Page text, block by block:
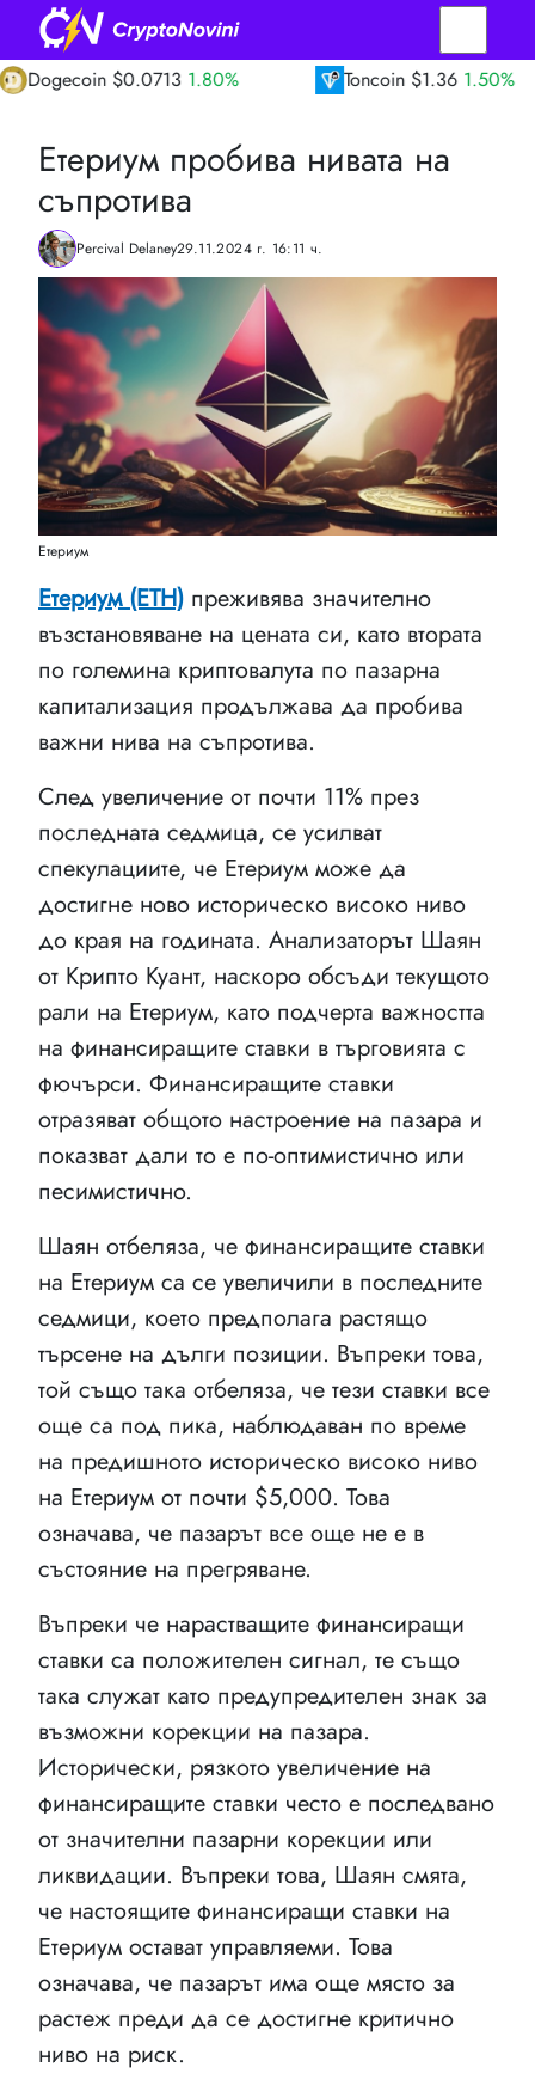
$0.0713 1.80% Toncoin $1.36 1.50%
Етериум пробива нивата на
съпротива
Percival Delaney29.11.2024 г. 16:11 ч.
Етериум
Етериум (ETH) преживява значително
възстановяване на цената си, като втората
по големина криптовалута по пазарна
капитализация продължава да пробива
важни нива на съпротива.
След увеличение от почти 11% през
последната седмица, се усилват
спекулациите, че Етериум може да
достигне ново историческо високо ниво
до края на годината. Анализаторът Шаян
от Крипто Куант, наскоро обсъди текущото
рали на Етериум, като подчерта важността
на финансиращите ставки в търговията с
фючърси. Финансиращите ставки
отразяват общото настроение на пазара и
показват дали то е по-оптимистично или
песимистично.
Шаян отбеляза, че финансиращите ставки
на Етериум са се увеличили в последните
седмици, което предполага растящо
търсене на дълги позиции. Въпреки това,
той също така отбеляза, че тези ставки все
още са под пика, наблюдаван по време
на предишното историческо високо ниво
на Етериум от почти $5,000. Това
означава, че пазарът все още не е в
състояние на прегряване.
Въпреки че нарастващите финансиращи
ставки са положителен сигнал, те също
така служат като предупредителен знак за
възможни корекции на пазара.
Исторически, рязкото увеличение на
финансиращите ставки често е последвано
от значителни пазарни корекции или
ликвидации. Въпреки това, Шаян смята,
че настоящите финансиращи ставки на
Етериум остават управляеми. Това
означава, че пазарът има още място за
растеж преди да се достигне критично
ниво на риск.